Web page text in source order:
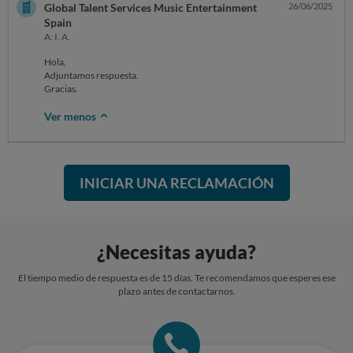
Global Talent Services Music Entertainment
Spain
A: I. A.
26/06/2025
Hola,
Adjuntamos respuesta.
Gracias.
Ver menos
INICIAR UNA RECLAMACIÓN
¿Necesitas ayuda?
El tiempo medio de respuesta es de 15 días. Te recomendamos que esperes ese
plazo antes de contactarnos.